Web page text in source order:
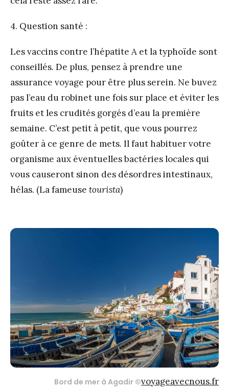
4. Question santé :
Les vaccins contre l’hépatite A et la typhoïde sont
conseillés. De plus, pensez à prendre une
assurance voyage pour être plus serein. Ne buvez
pas l’eau du robinet une fois sur place et éviter les
fruits et les crudités gorgés d’eau la première
semaine. C’est petit à petit, que vous pourrez
goûter à ce genre de mets. Il faut habituer votre
organisme aux éventuelles bactéries locales qui
vous causeront sinon des désordres intestinaux,
hélas. (La fameuse tourista)
Bord de mer à Agadir ©voyageavecnous.fr